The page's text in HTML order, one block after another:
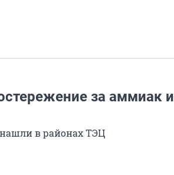
за аммиак и
в районах ТЭЦ